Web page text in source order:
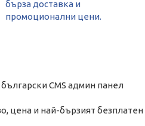
CMS админ панел
цена и най-бързият безплатен